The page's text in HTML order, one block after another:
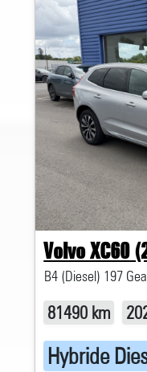
Volvo XC60
B4 (Diesel) 197
81490 km
Hybride